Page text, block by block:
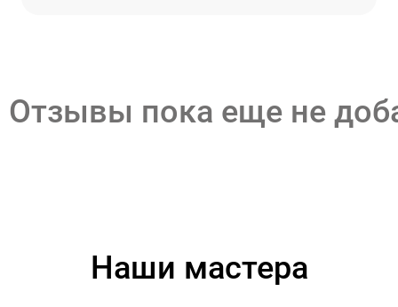
Отзывы пока еще не
Наши мастера